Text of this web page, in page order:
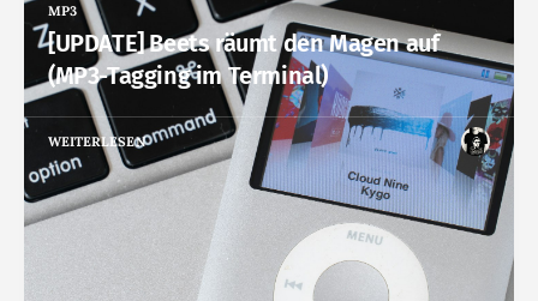
MP3
[UPDATE] Beets räumt den Magen auf
(MP3-Tagging im Terminal)
WEITERLESEN